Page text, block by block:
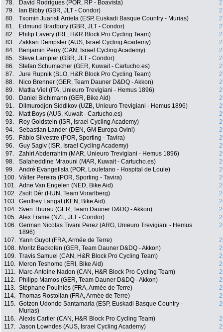
78.
David Rodrigues (POR, RP - Boavista)
79.
Ian Bibby (GBR, JLT - Condor)
80.
Txomin Juaristi Arrieta (ESP, Euskadi Basque Country - Murias)
81.
Edmund Bradbury (GBR, JLT - Condor)
82.
Philip Lavery (IRL, H&R Block Pro Cycling Team)
83.
Zakkari Dempster (AUS, Israel Cycling Academy)
84.
Benjamin Perry (CAN, Israel Cycling Academy)
85.
Steve Lampier (GBR, JLT - Condor)
86.
Stefan Schumacher (GER, Kuwait - Cartucho.es)
87.
Jure Rupnik (SLO, H&R Block Pro Cycling Team)
88.
Nico Brenner (GER, Team Dauner D&DQ - Akkon)
89.
Mattia Viel (ITA, Unieuro Trevigiani - Hemus 1896)
90.
Daniel Bichlmann (GER, Bike Aid)
91.
Dilmurodjon Siddikov (UZB, Unieuro Trevigiani - Hemus 1896)
92.
Matt Boys (AUS, Kuwait - Cartucho.es)
93.
Roy Goldstein (ISR, Israel Cycling Academy)
94.
Sebastian Lander (DEN, GM Europa Ovini)
95.
Fábio Silvestre (POR, Sporting - Tavira)
96.
Guy Sagiv (ISR, Israel Cycling Academy)
97.
Zahiri Abderrahim (MAR, Unieuro Trevigiani - Hemus 1896)
98.
Salaheddine Mraouni (MAR, Kuwait - Cartucho.es)
99.
André Evangelista (POR, Louletano - Hospital de Loule)
100. Válter Pereira (POR, Sporting - Tavira)
101. Adne Van Engelen (NED, Bike Aid)
102. Zsolt Dér (HUN, Team Vorarlberg)
103. Geoffrey Langat (KEN, Bike Aid)
104. Sven Thurau (GER, Team Dauner D&DQ - Akkon)
105. Alex Frame (NZL, JLT - Condor)
106. German Nicolas Tivani Perez (ARG, Unieuro Trevigiani - Hemus
1896)
107. Yann Guyot (FRA, Armée de Terre)
108.
Moritz Backofen (GER, Team Dauner D&DQ - Akkon)
109. Travis Samuel (CAN, H&R Block Pro Cycling Team)
110.
Meron Teshome (ERI, Bike Aid)
111.
Marc-Antoine Nadon (CAN, H&R Block Pro Cycling Team)
112.
Philipp Mamos (GER, Team Dauner D&DQ - Akkon)
113. Stéphane Poulhiès (FRA, Armée de Terre)
114. Thomas Rostollan (FRA, Armée de Terre)
115. Gotzon Udondo Santamaria (ESP, Euskadi Basque Country -
Murias)
116. Alexis Cartier (CAN, H&R Block Pro Cycling Team)
117. Jason Lowndes (AUS, Israel Cycling Academy)